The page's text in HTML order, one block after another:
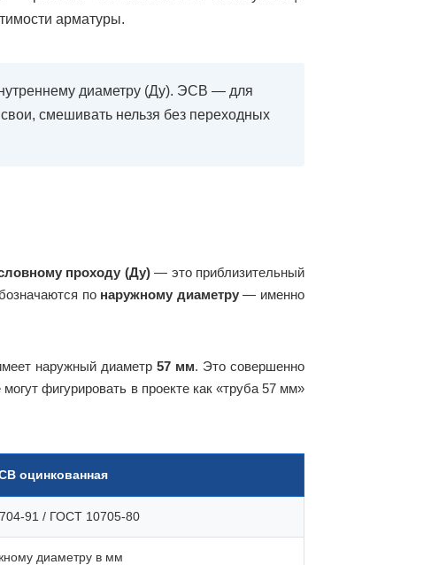
арматуры.
диаметру (Ду). ЭСВ — для
смешивать нельзя без переходных
проходу (Ду)— это приблизительный
по наружному диаметру— именно
наружный диаметр 57 мм. Это совершенно
фигурировать в проекте как «труба 57 мм»
оцинкованная
91 / ГОСТ 10705-80
диаметру в мм